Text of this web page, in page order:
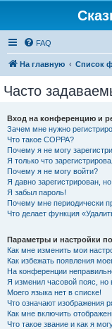
FAQ
На главную Список
Часто
Вход на конференцию и
Зачем мне нужно
Что такое COPPA?
Почему я не могу
Я только что
Почему я не могу войти?
Я давно зарегистрирован,
Я забыл пароль!
Почему мне периодически
Что делает функция
Параметры и настройки
Как мне изменить мои
Как избежать появления
На конференции
Я изменил часовой пояс, но
Моего языка нет в списке!
Что означают изображения
Как мне включить
Что такое звание и как я